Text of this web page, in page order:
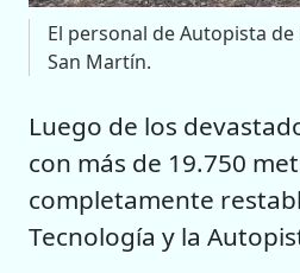
El personal de Autopista
San Martín.
Luego de los
con más de 19.750
completamente
Tecnología y la